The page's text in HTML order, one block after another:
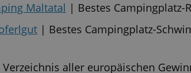
Maltatal | Bestes Campingplatz-
| Bestes Campingplatz-
aller europäischen